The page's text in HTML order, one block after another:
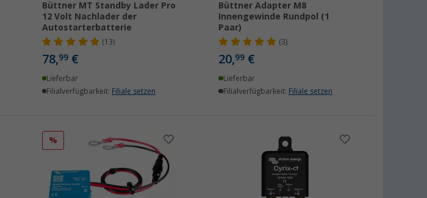
Büttner MT Standby Lader Pro
12 Volt Nachlader der
Autostarterbatterie
(13)
78,99€
Lieferbar
Filialverfügbarkeit: Filiale setzen
Büttner Adapter M8
Innengewinde Rundpol (1
Paar)
(3)
20,99 €
Lieferbar
Filialverfügbarkeit: Filiale setzen
%